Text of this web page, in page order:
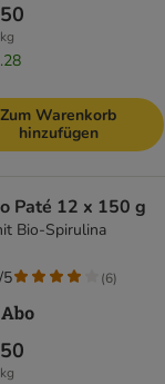
Zum Warenkorb
hinzufügen
Paté 12 x 150 g
Bio-Spirulina
5 (6)